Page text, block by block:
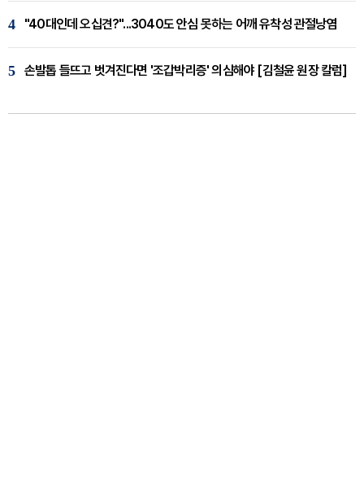
4 "40대인데 오십견?"...3040도 안심 못하는 어깨 유착성 관절낭염
5 손발톱 들뜨고 벗겨진다면 '조갑박리증' 의심해야 [김철윤 원장 칼럼]